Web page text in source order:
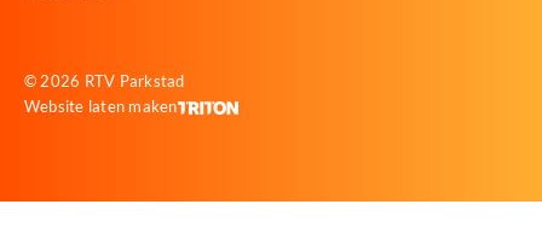
© 2026 RTV Parkstad
Website laten maken